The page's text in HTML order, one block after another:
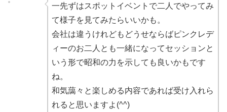
一先ずはスポットイベントで二人でやってみ
て様子を見てみたらいいかも。
会社は違うけれどもどうせならばピンクレデ
ィーのお二人とも一緒になってセッションと
いう形で昭和の力を示しても良いかもです
ね。
和気藹々と楽しめる内容であれば受け入れら
れると思いますよ(^^)